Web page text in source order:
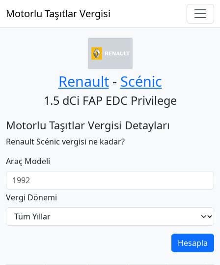
Motorlu Taşıtlar Vergisi
Renault‐ Scénic
1.5 dCi FAP EDC Privilege
Motorlu Taşıtlar Vergisi Detayları
Renault Scénic vergisi ne kadar?
Araç Modeli
Vergi Dönemi
Hesapla